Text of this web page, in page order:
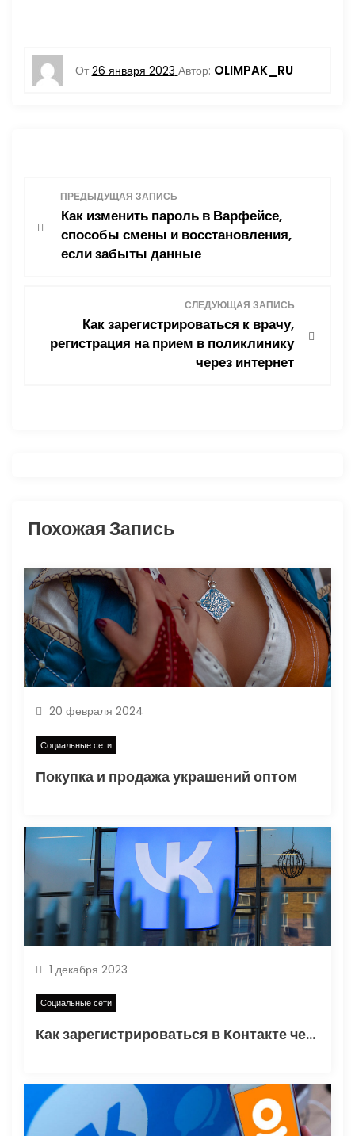
От 26 января 2023 Автор: OLIMPAK_RU
п
з
а
п
и
с
я
ПРЕДЫДУЩАЯ ЗАПИСЬ
Как изменить пароль в Варфейсе,
способы смены и восстановления,
если забыты данные
СЛЕДУЮЩАЯ ЗАПИСЬ
Как зарегистрироваться к врачу,
регистрация на прием в поликлинику
через интернет
Похожая Запись
20 февраля 2024
Социальные сети
Покупка и продажа украшений оптом
1 декабря 2023
Социальные сети
Как зарегистрироваться в Контакте через электронную почту, получение виртуального номера